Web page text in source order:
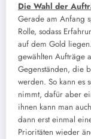
Die Wahl der
Gerade am Anfang
Rolle, sodass
auf dem Gold
gewählten Aufträge
Gegenständen, die
werden. So kann es
nimmt, dafür aber
ihnen kann man
dann erst einmal
Prioritäten wieder